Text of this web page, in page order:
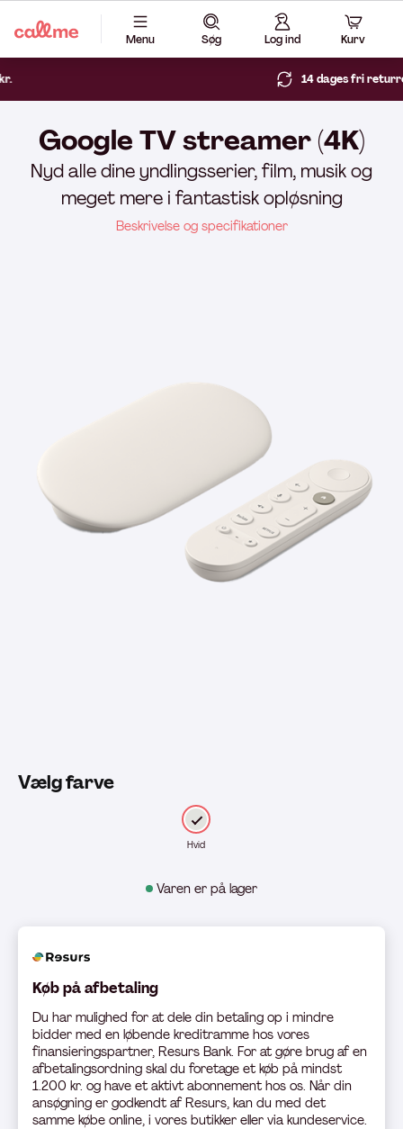
Menu Søg Log ind Kurv
14 dages fri returret
Varen er på lager
Google TV streamer (4K)
Nyd alle dine yndlingsserier, film, musik og
meget mere i fantastisk opløsning
Beskrivelse og specifikationer
Vælg farve
Hvid
Køb på afbetaling
Du har mulighed for at dele din betaling op i mindre
bidder med en løbende kreditramme hos vores
finansieringspartner, Resurs Bank. For at gøre brug af en
afbetalingsordning skal du foretage et køb på mindst
1.200 kr. og have et aktivt abonnement hos os. Når din
ansøgning er godkendt af Resurs, kan du med det
samme købe online, i vores butikker eller via kundeservice.